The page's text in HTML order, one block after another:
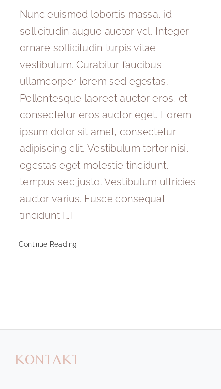
Nunc euismod lobortis massa, id
sollicitudin augue auctor vel. Integer
ornare sollicitudin turpis vitae
vestibulum. Curabitur faucibus
ullamcorper lorem sed egestas.
Pellentesque laoreet auctor eros, et
consectetur eros auctor eget. Lorem
ipsum dolor sit amet, consectetur
adipiscing elit. Vestibulum tortor nisi,
egestas eget molestie tincidunt,
tempus sed justo. Vestibulum ultricies
auctor varius. Fusce consequat
tincidunt […]
Continue Reading
KONTAKT